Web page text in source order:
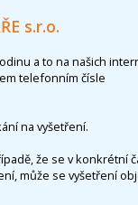
s.r.o.
a to na našich
telefonním čísle
na vyšetření.
že se v konkrétní
může se vyšetření